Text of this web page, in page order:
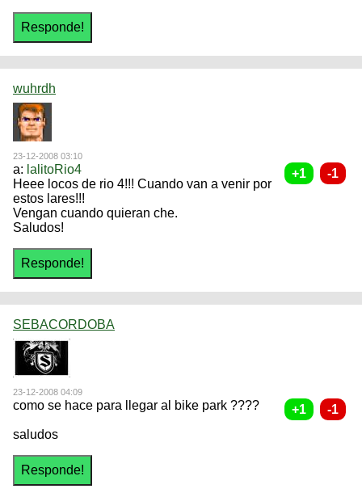
wuhrdh
23-12-2008 03:10
a: lalitoRio4
Heee locos de rio 4!!! Cuando van a venir por
estos lares!!!
Vengan cuando quieran che.
Saludos!
SEBACORDOBA
23-12-2008 04:09
como se hace para llegar al bike park ????
saludos